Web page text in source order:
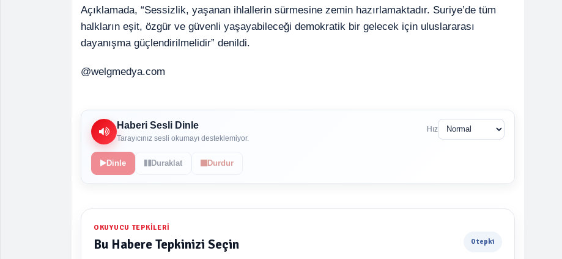
Açıklamada, “Sessizlik, yaşanan ihlallerin sürmesine zemin hazırlamaktadır. Suriye’de tüm
halkların eşit, özgür ve güvenli yaşayabileceği demokratik bir gelecek için uluslararası
dayanışma güçlendirilmelidir” denildi.
@welgmedya.com
Haberi Sesli Dinle
Tarayıcınız sesli okumayı desteklemiyor.
Hız
Dinle Duraklat Durdur
OKUYUCU TEPKILERI
Bu Habere Tepkinizi Seçin 0 tepki